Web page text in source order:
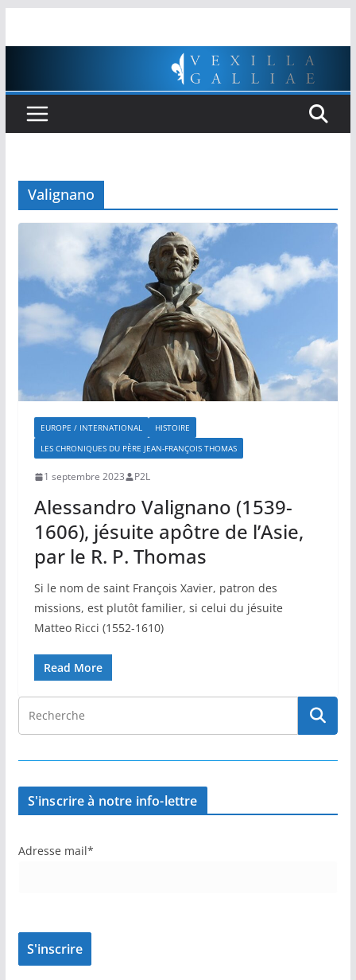
Valignano
EUROPE / INTERNATIONAL
HISTOIRE
LES CHRONIQUES DU PÈRE JEAN-FRANÇOIS THOMAS
1 septembre 2023 P2L
Alessandro Valignano (1539-
1606), jésuite apôtre de l’Asie,
par le R. P. Thomas
Si le nom de saint François Xavier, patron des
missions, est plutôt familier, si celui du jésuite
Matteo Ricci (1552-1610)
Read More
S'inscrire à notre info-lettre
Adresse mail*